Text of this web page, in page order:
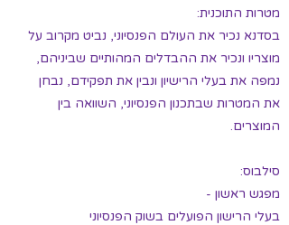
מטרות התוכנית:
בסדנא נכיר את העולם הפנסיוני, נביט מקרוב על
מוצריו ונכיר את ההבדלים המהותיים שביניהם,
נמפה את בעלי הרישיון ונבין את תפקידם, נבחן
את המטרות שבתכנון הפנסיוני, השוואה בין
המוצרים.
סילבוס:
מפגש ראשון -
בעלי הרישון הפועלים בשוק הפנסיוני